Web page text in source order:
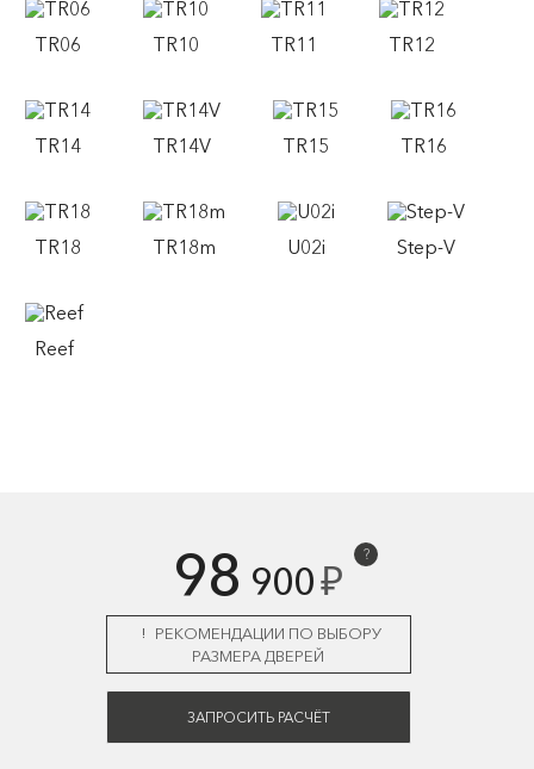
TR06 TR10 TR11 TR12
TR14 TR14V TR15 TR16
TR18 TR18m U02i Step-V
Reef
98 900₽
?
РЕКОМЕНДАЦИИ ПО ВЫБОРУ
РАЗМЕРА ДВЕРЕЙ
ЗАПРОСИТЬ РАСЧЁТ